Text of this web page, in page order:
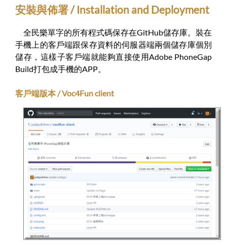
安裝與佈署 / Installation and Deployment
全民樂單字的所有程式碼保存在GitHub儲存庫。裝在
手機上的客戶端跟保存資料的伺服器端兩個儲存庫個別
儲存，這樣子客戶端就能夠直接使用Adobe PhoneGap
Build打包成手機的APP。
客戶端版本 / Voc4Fun client